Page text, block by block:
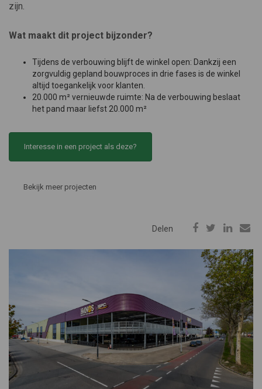
zijn.
Wat maakt dit project bijzonder?
Tijdens de verbouwing blijft de winkel open: Dankzij een
zorgvuldig gepland bouwproces in drie fases is de winkel
altijd toegankelijk voor klanten.
20.000 m² vernieuwde ruimte: Na de verbouwing beslaat
het pand maar liefst 20.000 m²
Interesse in een project als deze?
Bekijk meer projecten
Delen